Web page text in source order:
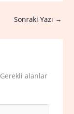
Sonraki Yazı →
Gerekli alanlar